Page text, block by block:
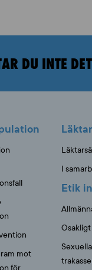
DU INTE
mot
för
I
Etik